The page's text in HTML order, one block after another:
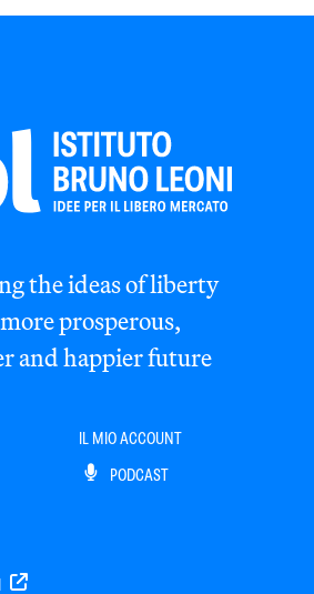
the ideas of liberty
prosperous,
and happier future
IL MIO ACCOUNT
PODCAST